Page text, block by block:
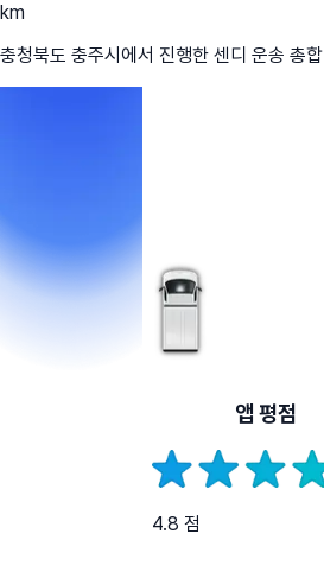
km
충청북도 충주시 에서 진행한 센디 운송 총합
앱 평점
4.8 점